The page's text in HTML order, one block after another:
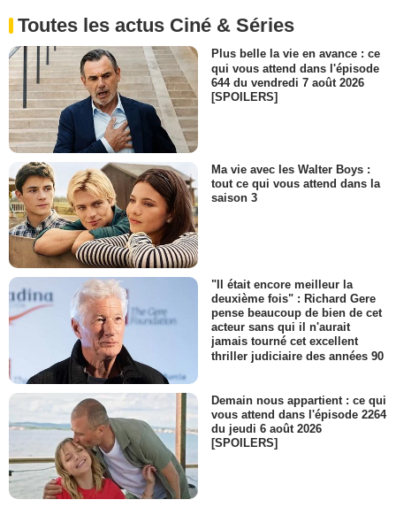
Toutes les actus Ciné & Séries
Plus belle la vie en avance : ce
qui vous attend dans l'épisode
644 du vendredi 7 août 2026
[SPOILERS]
Ma vie avec les Walter Boys :
tout ce qui vous attend dans la
saison 3
"Il était encore meilleur la
deuxième fois" : Richard Gere
pense beaucoup de bien de cet
acteur sans qui il n'aurait
jamais tourné cet excellent
thriller judiciaire des années 90
Demain nous appartient : ce qui
vous attend dans l'épisode 2264
du jeudi 6 août 2026
[SPOILERS]